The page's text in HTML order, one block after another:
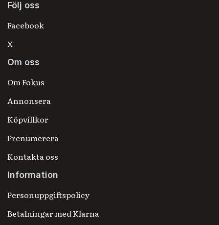
Följ oss
Facebook
X
Om oss
Om Fokus
Annonsera
Köpvillkor
Prenumerera
Kontakta oss
Information
Personuppgiftspolicy
Betalningar med Klarna